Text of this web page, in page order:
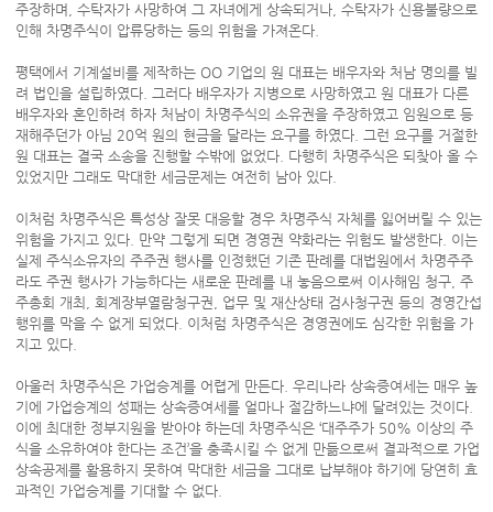
주장하며, 수탁자가 사망하여 그 자녀에게 상속되거나, 수탁자가 신용불량으로
인해 차명주식이 압류당하는 등의 위험을 가져온다.
평택에서 기계설비를 제작하는 OO 기업의 원 대표는 배우자와 처남 명의를 빌
려 법인을 설립하였다. 그러다 배우자가 지병으로 사망하였고 원 대표가 다른
배우자와 혼인하려 하자 처남이 차명주식의 소유권을 주장하였고 임원으로 등
재해주던가 아님 20억 원의 현금을 달라는 요구를 하였다. 그런 요구를 거절한
원 대표는 결국 소송을 진행할 수밖에 없었다. 다행히 차명주식은 되찾아 올 수
있었지만 그래도 막대한 세금문제는 여전히 남아 있다.
이처럼 차명주식은 특성상 잘못 대응할 경우 차명주식 자체를 잃어버릴 수 있는
위험을 가지고 있다. 만약 그렇게 되면 경영권 약화라는 위험도 발생한다. 이는
실제 주식소유자의 주주권 행사를 인정했던 기존 판례를 대법원에서 차명주주
라도 주권 행사가 가능하다는 새로운 판례를 내 놓음으로써 이사해임 청구, 주
주총회 개최, 회계장부열람청구권, 업무 및 재산상태 검사청구권 등의 경영간섭
행위를 막을 수 없게 되었다. 이처럼 차명주식은 경영권에도 심각한 위험을 가
지고 있다.
아울러 차명주식은 가업승계를 어렵게 만든다. 우리나라 상속증여세는 매우 높
기에 가업승계의 성패는 상속증여세를 얼마나 절감하느냐에 달려있는 것이다.
이에 최대한 정부지원을 받아야 하는데 차명주식은 ‘대주주가 50% 이상의 주
식을 소유하여야 한다는 조건’을 충족시킬 수 없게 만듦으로써 결과적으로 가업
상속공제를 활용하지 못하여 막대한 세금을 그대로 납부해야 하기에 당연히 효
과적인 가업승계를 기대할 수 없다.